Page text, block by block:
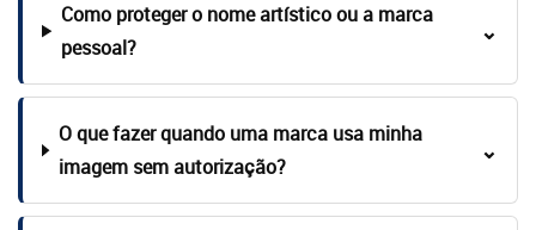
Como proteger o nome artístico ou a marca
pessoal?
⌄
O que fazer quando uma marca usa minha
imagem sem autorização?
⌄